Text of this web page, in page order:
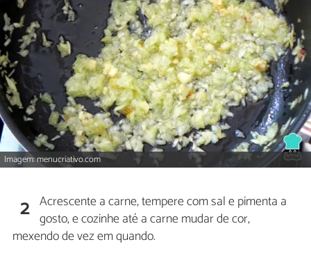
Imagem: menucriativo.com
2 Acrescente a carne, tempere com sal e pimenta a
gosto, e cozinhe até a carne mudar de cor,
mexendo de vez em quando.